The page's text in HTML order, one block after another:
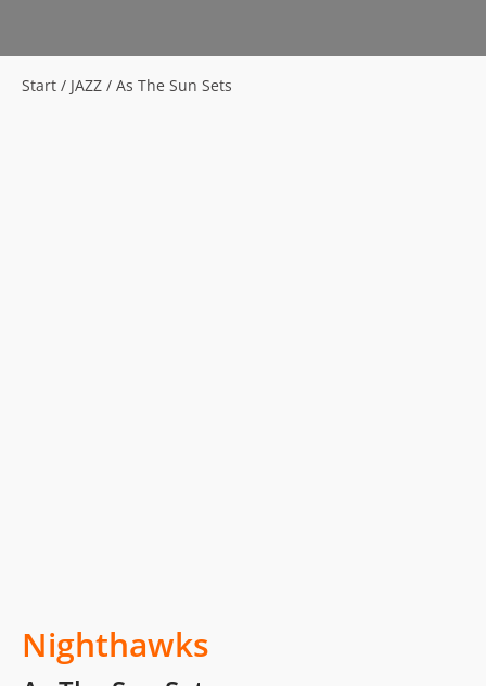
Start / JAZZ / As The Sun Sets
Nighthawks